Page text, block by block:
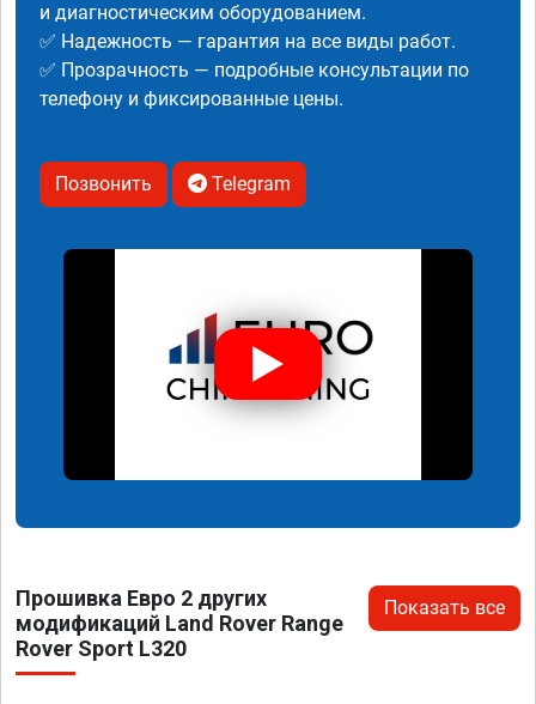
и диагностическим оборудованием.
✅ Надежность — гарантия на все виды работ.
✅ Прозрачность — подробные консультации по
телефону и фиксированные цены.
Позвонить Telegram
Прошивка Евро 2 других
модификаций Land Rover Range
Rover Sport L320
Показать все